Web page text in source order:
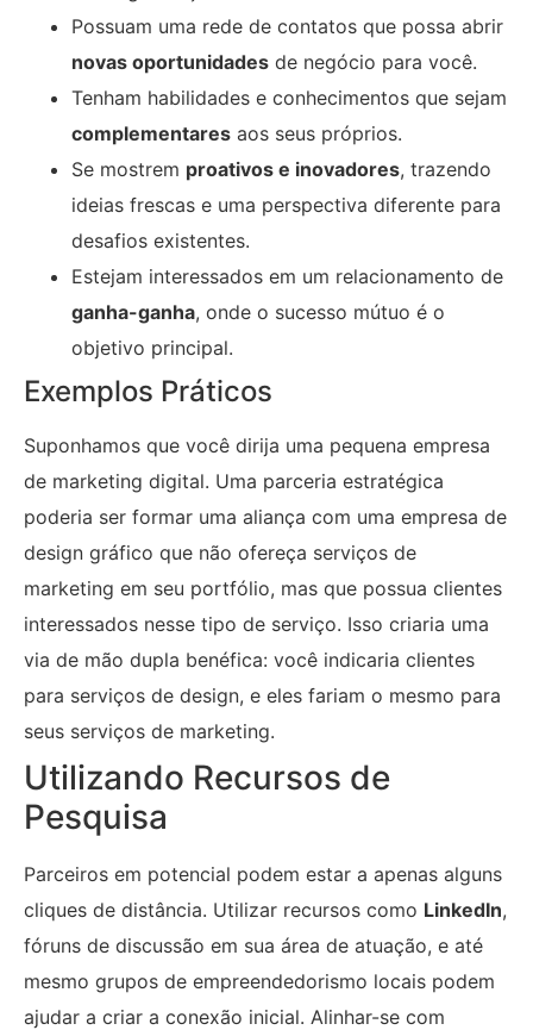
Possuam uma rede de contatos que possa abrir
novas oportunidades de negócio para você.
Tenham habilidades e conhecimentos que sejam
complementares aos seus próprios.
Se mostrem proativos e inovadores, trazendo
ideias frescas e uma perspectiva diferente para
desafios existentes.
Estejam interessados em um relacionamento de
ganha-ganha, onde o sucesso mútuo é o
objetivo principal.
Exemplos Práticos
Suponhamos que você dirija uma pequena empresa
de marketing digital. Uma parceria estratégica
poderia ser formar uma aliança com uma empresa de
design gráfico que não ofereça serviços de
marketing em seu portfólio, mas que possua clientes
interessados nesse tipo de serviço. Isso criaria uma
via de mão dupla benéfica: você indicaria clientes
para serviços de design, e eles fariam o mesmo para
seus serviços de marketing.
Utilizando Recursos de
Pesquisa
Parceiros em potencial podem estar a apenas alguns
cliques de distância. Utilizar recursos como LinkedIn,
fóruns de discussão em sua área de atuação, e até
mesmo grupos de empreendedorismo locais podem
ajudar a criar a conexão inicial. Alinhar-se com